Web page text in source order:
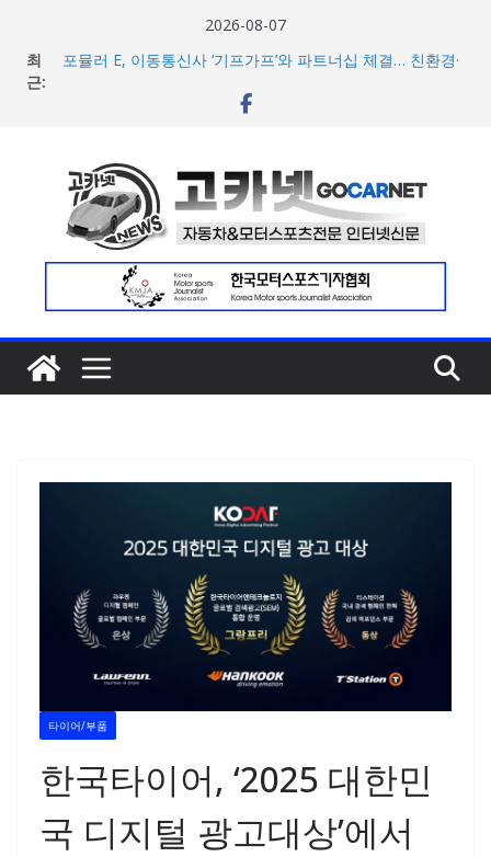
2026-08-07
최
근:
포뮬러 E, 이동통신사 ‘기프가프’와 파트너십 체결… 친환경·
람보르기니, 이탈리아 우주비행사 네스폴리와 ‘미우라 SV’
공개… 본격 계약 개시
아우디, 405일 만에 완성한 초고성능 슈퍼카 ‘누볼라리’ 제
작 비하인드 영상 공개
[신차] 가주 레이싱, 주행 성능 강화한 ‘GR86’ 부분변경 모델
공개… 일본서 28일 계약 개시
타이어/부품
한국타이어, ‘2025 대한민
국 디지털 광고대상’에서